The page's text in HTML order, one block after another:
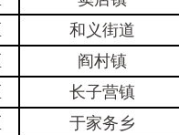
和义街道
阎村镇
长子营镇
于家务乡